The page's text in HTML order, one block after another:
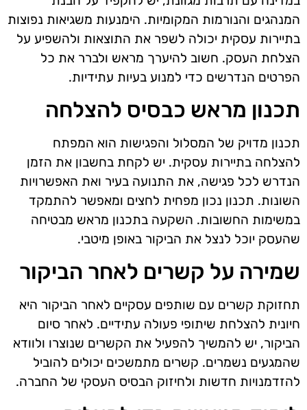
המנהגים והנורמות המקומיות. הימנעות משגיאות נפוצות
בתיירות עסקית יכולה לשפר את התוצאות ולהשפיע על
הצלחת העסק. חשוב להיערך מראש ולברר את כל
הפרטים הנדרשים כדי למנוע בעיות עתידיות.
תכנון מראש כבסיס להצלחה
תכנון מדויק של המסלול והפגישות הוא המפתח
להצלחה בתיירות עסקית. יש לקחת בחשבון את הזמן
הנדרש לכל פגישה, את התנועה בעיר ואת האפשרויות
השונות. תכנון נכון מפחית לחצים ומאפשר להתמקד
במשימות החשובות. השקעה בתכנון מראש מבטיחה
שהעסק יוכל לנצל את הביקור באופן מיטבי.
שמירה על קשרים לאחר הביקור
תחזוקת קשרים עם שותפים עסקיים לאחר הביקור היא
חיונית להצלחת שיתופי פעולה עתידיים. לאחר סיום
הביקור, יש להמשיך להפעיל את הקשרים שנוצרו ולוודא
שהמגעים נשמרים. קשרים מתמשכים יכולים להוביל
להזדמנויות חדשות ולחיזוק הבסיס העסקי של החברה.